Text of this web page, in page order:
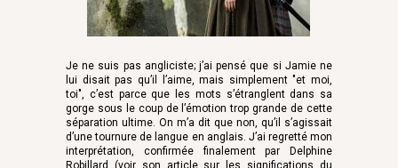
Je ne suis pas angliciste; j’ai pensé que si Jamie ne
lui disait pas qu’il l’aime, mais simplement "et moi,
toi", c’est parce que les mots s’étranglent dans sa
gorge sous le coup de l’émotion trop grande de cette
séparation ultime. On m’a dit que non, qu’il s’agissait
d’une tournure de langue en anglais. J’ai regretté mon
interprétation, confirmée finalement par Delphine